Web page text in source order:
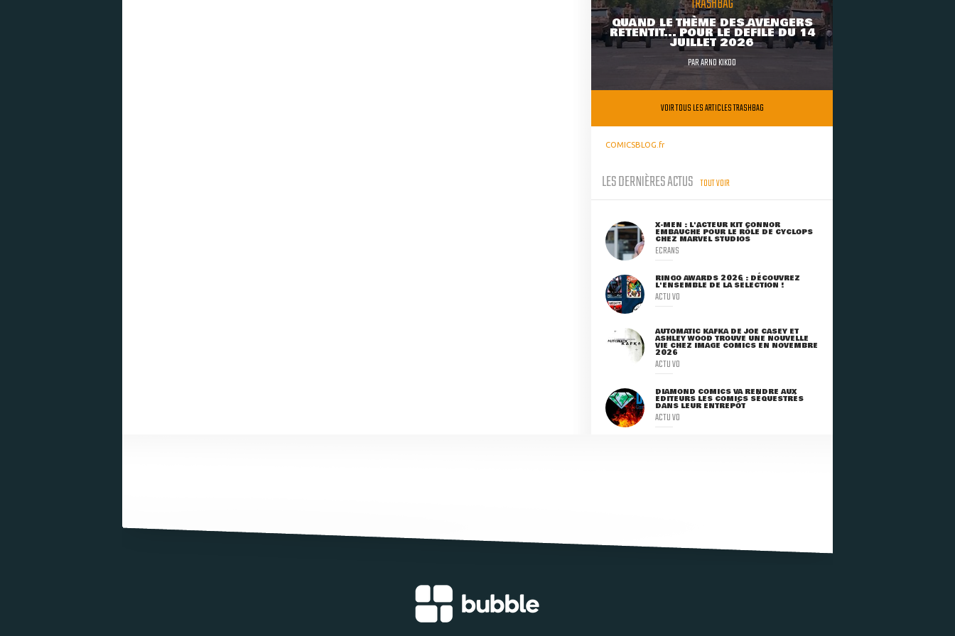
QUAND LE THÈME DES AVENGERS
RETENTIT... POUR LE DÉFILÉ DU 14
JUILLET 2026
PARARNO KIKOO
VOIR TOUS LES ARTICLES TRASHBAG
COMICSBLOG.fr
LES DERNIÈRES ACTUS TOUT VOIR
X-MEN : L'ACTEUR KIT CONNOR
EMBAUCHÉ POUR LE RÔLE DE CYCLOPS
CHEZ MARVEL STUDIOS
ECRANS
RINGO AWARDS 2026 : DÉCOUVREZ
L'ENSEMBLE DE LA SÉLECTION !
ACTU VO
AUTOMATIC KAFKA DE JOE CASEY ET
ASHLEY WOOD TROUVE UNE NOUVELLE
VIE CHEZ IMAGE COMICS EN NOVEMBRE
2026
ACTU VO
DIAMOND COMICS VA RENDRE AUX
ÉDITEURS LES COMICS SÉQUESTRÉS
DANS LEUR ENTREPÔT
ACTU VO